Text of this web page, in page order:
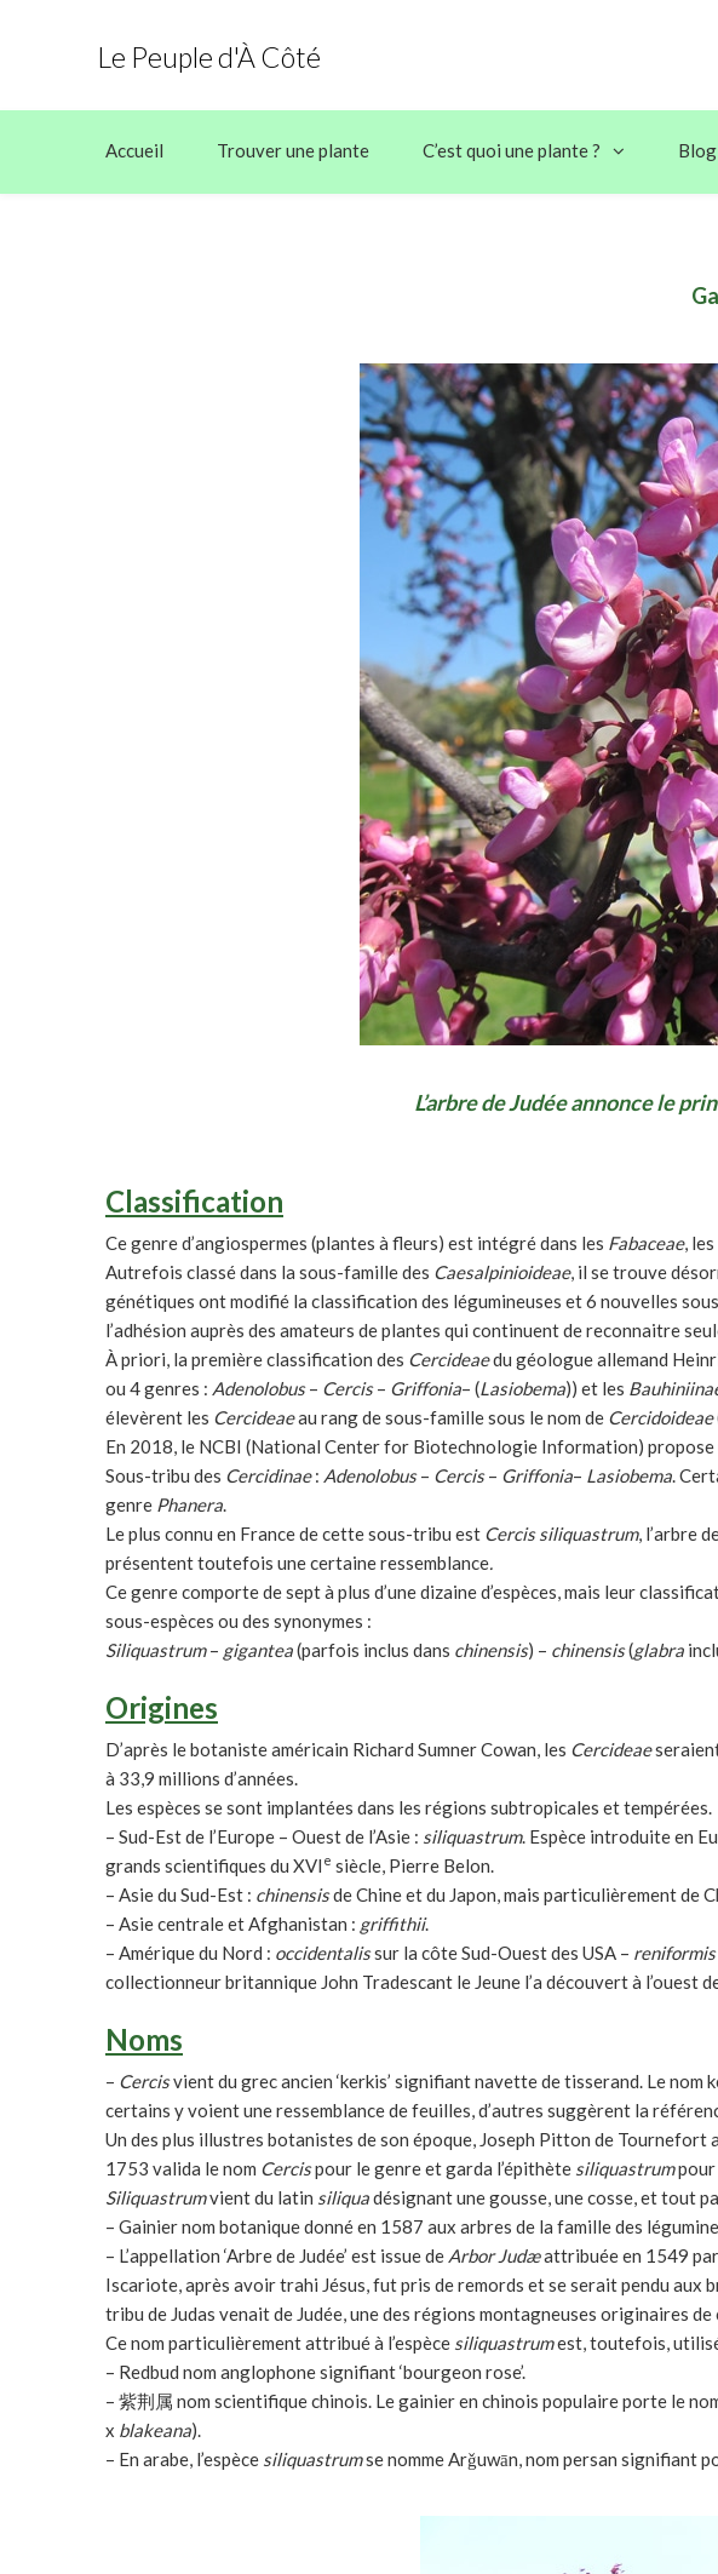
Le Peuple d'À Côté
Accueil Trouver une plante C’est quoi une plante ? Blog
L’arbre de Judée annonce le
Classification
Ce genre d’angiospermes (plantes à fleurs) est intégré dans les Fabaceae,
Autrefois classé dans la sous-famille des Caesalpinioideae, il se trouve
génétiques ont modifié la classification des légumineuses et 6 nouvelles
l’adhésion auprès des amateurs de plantes qui continuent de reconnaitre
À priori, la première classification des Cercideaedu géologue allemand
ou 4 genres : Adenolobus– Cercis– Griffonia– (Lasiobema)) et les
élevèrent les Cercideaeau rang de sous-famille sous le nom de Cercidoideae
En 2018, le NCBI (National Center for Biotechnologie Information)
Sous-tribu des Cercidinae: Adenolobus– Cercis– Griffonia– Lasiobema.
genre Phanera.
Le plus connu en France de cette sous-tribu est Cercis siliquastrum, l’arbre
présentent toutefois une certaine ressemblance.
Ce genre comporte de sept à plus d’une dizaine d’espèces, mais leur
sous-espèces ou des synonymes :
Siliquastrum– gigantea(parfois inclus dans chinensis) – chinensis(glabra
Origines
D’après le botaniste américain Richard Sumner Cowan, les Cercideae
à 33,9 millions d’années.
Les espèces se sont implantées dans les régions subtropicales et tempérées.
– Sud-Est de l’Europe – Ouest de l’Asie : siliquastrum. Espèce introduite en
grands scientifiques du XVI e siècle, Pierre Belon.
– Asie du Sud-Est : chinensisde Chine et du Japon, mais particulièrement de
– Asie centrale et Afghanistan : griffithii.
– Amérique du Nord : occidentalissur la côte Sud-Ouest des USA – reniformis
collectionneur britannique John Tradescant le Jeune l’a découvert à l’ouest
Noms
– Cercisvient du grec ancien ‘kerkis’ signifiant navette de tisserand. Le
certains y voient une ressemblance de feuilles, d’autres suggèrent la
Un des plus illustres botanistes de son époque, Joseph Pitton de Tournefort
1753 valida le nom Cercispour le genre et garda l’épithète siliquastrumpour
Siliquastrumvient du latin siliquadésignant une gousse, une cosse, et tout
– Gainier nom botanique donné en 1587 aux arbres de la famille des
– L’appellation ‘Arbre de Judée’ est issue de Arbor Judæattribuée en 1549 par
Iscariote, après avoir trahi Jésus, fut pris de remords et se serait pendu aux
tribu de Judas venait de Judée, une des régions montagneuses originaires de
Ce nom particulièrement attribué à l’espèce siliquastrumest, toutefois, utilisé
– Redbud nom anglophone signifiant ‘bourgeon rose’.
– 紫荆属 nom scientifique chinois. Le gainier en chinois populaire porte le
x blakeana).
– En arabe, l’espèce siliquastrumse nomme Arǧuwān, nom persan signifiant